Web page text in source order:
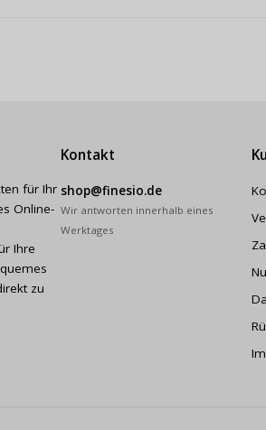
für Ihr
Online-
Ihre
zu
Kontakt
shop@finesio.de
Wir antworten innerhalb eines
Werktages